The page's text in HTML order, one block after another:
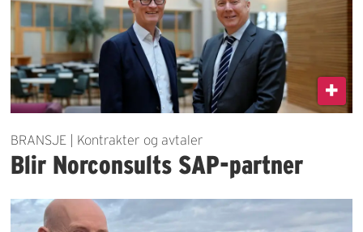
BRANSJE | Kontrakter og avtaler
Blir Norconsults SAP-partner